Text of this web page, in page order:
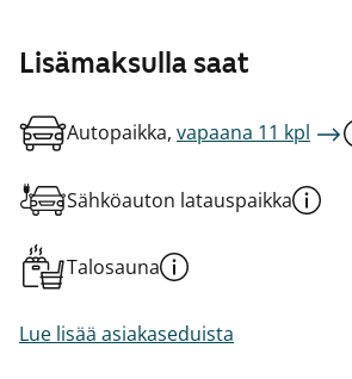
Lisämaksulla saat
Autopaikka, vapaana 11 kpl
Sähköauton latauspaikka
Talosauna
Lue lisää asiakaseduista